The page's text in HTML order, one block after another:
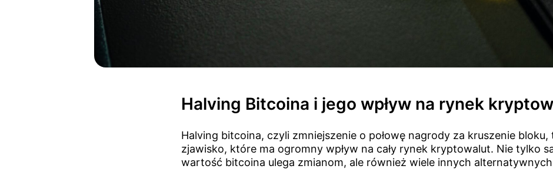
Halving Bitcoina i jego wpływ na rynek
Halving bitcoina, czyli zmniejszenie o połowę nagrody za kruszenie bloku,
zjawisko, które ma ogromny wpływ na cały rynek kryptowalut. Nie tylko
wartość bitcoina ulega zmianom, ale również wiele innych